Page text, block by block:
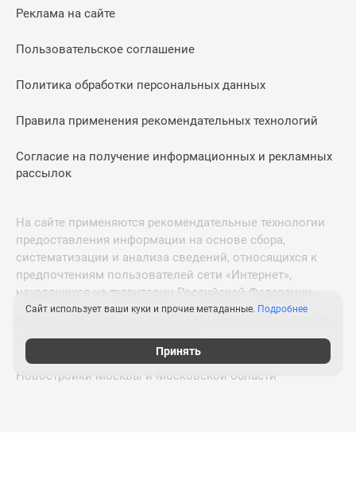
Реклама на сайте
Пользовательское соглашение
Политика обработки персональных данных
Правила применения рекомендательных технологий
Согласие на получение информационных и рекламных
рассылок
На сайте применяются рекомендательные технологии
предоставления информации на основе сбора,
систематизации и анализа сведений, относящихся к
предпочтениям пользователей сети «Интернет»,
находящихся на территории Российской Федерации.
что нужно знать о новостройках
Новостройки Москвы и Московской области
Сайт использует ваши куки и прочие метаданные. Подробнее
Принять